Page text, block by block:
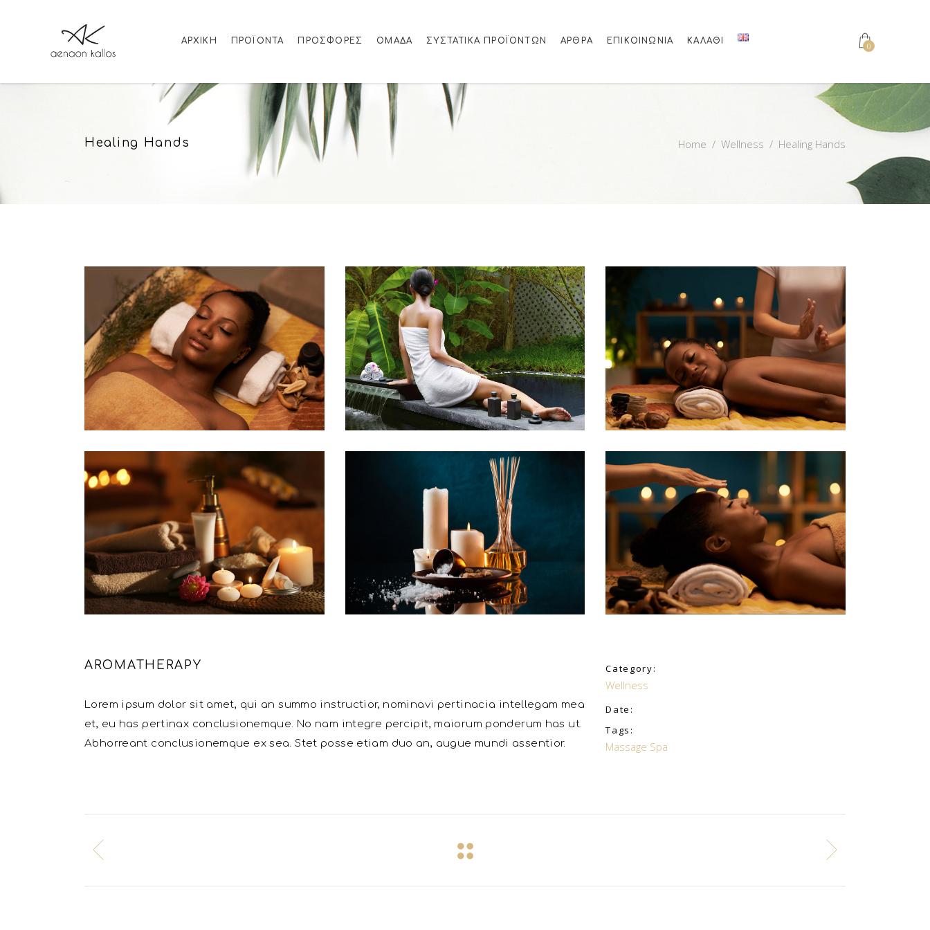
ΑΡΧΙΚΉ ΠΡΟΪΌΝΤΑ ΠΡΟΣΦΟΡΈΣ ΟΜΑΔΑ ΣΥΣΤΑΤΙΚΆ ΠΡΟΪΌΝΤΩΝ ΆΡΘΡΑ ΕΠΙΚΟΙΝΩΝΊΑ ΚΑΛΆΘΙ
0
Healing Hands Home / Wellness / Healing Hands
AROMATHERAPY
Lorem ipsum dolor sit amet, qui an summo instructior, nominavi pertinacia intellegam mea
et, eu has pertinax conclusionemque. No nam integre percipit, maiorum ponderum has ut.
Abhorreant conclusionemque ex sea. Stet posse etiam duo an, augue mundi assentior.
Category:
Wellness
Date:
Tags:
Massage Spa